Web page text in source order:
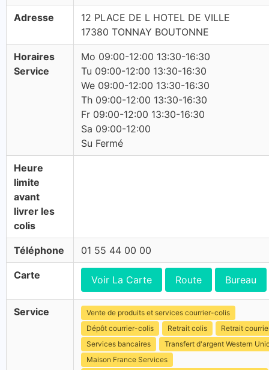
Adresse
12 PLACE DE L HOTEL DE VILLE
17380 TONNAY BOUTONNE
Horaires
Service
Mo 09:00-12:00 13:30-16:30
Tu 09:00-12:00 13:30-16:30
We 09:00-12:00 13:30-16:30
Th 09:00-12:00 13:30-16:30
Fr 09:00-12:00 13:30-16:30
Sa 09:00-12:00
Su Fermé
Heure
limite
avant
livrer les
colis
Téléphone 01 55 44 00 00
Carte Voir La Carte Route Bureau
Service
Vente de produits et services courrier-colis
Dépôt courrier-colis
Retrait colis
Retrait
Services bancaires
Transfert d'argent Western
Maison France Services